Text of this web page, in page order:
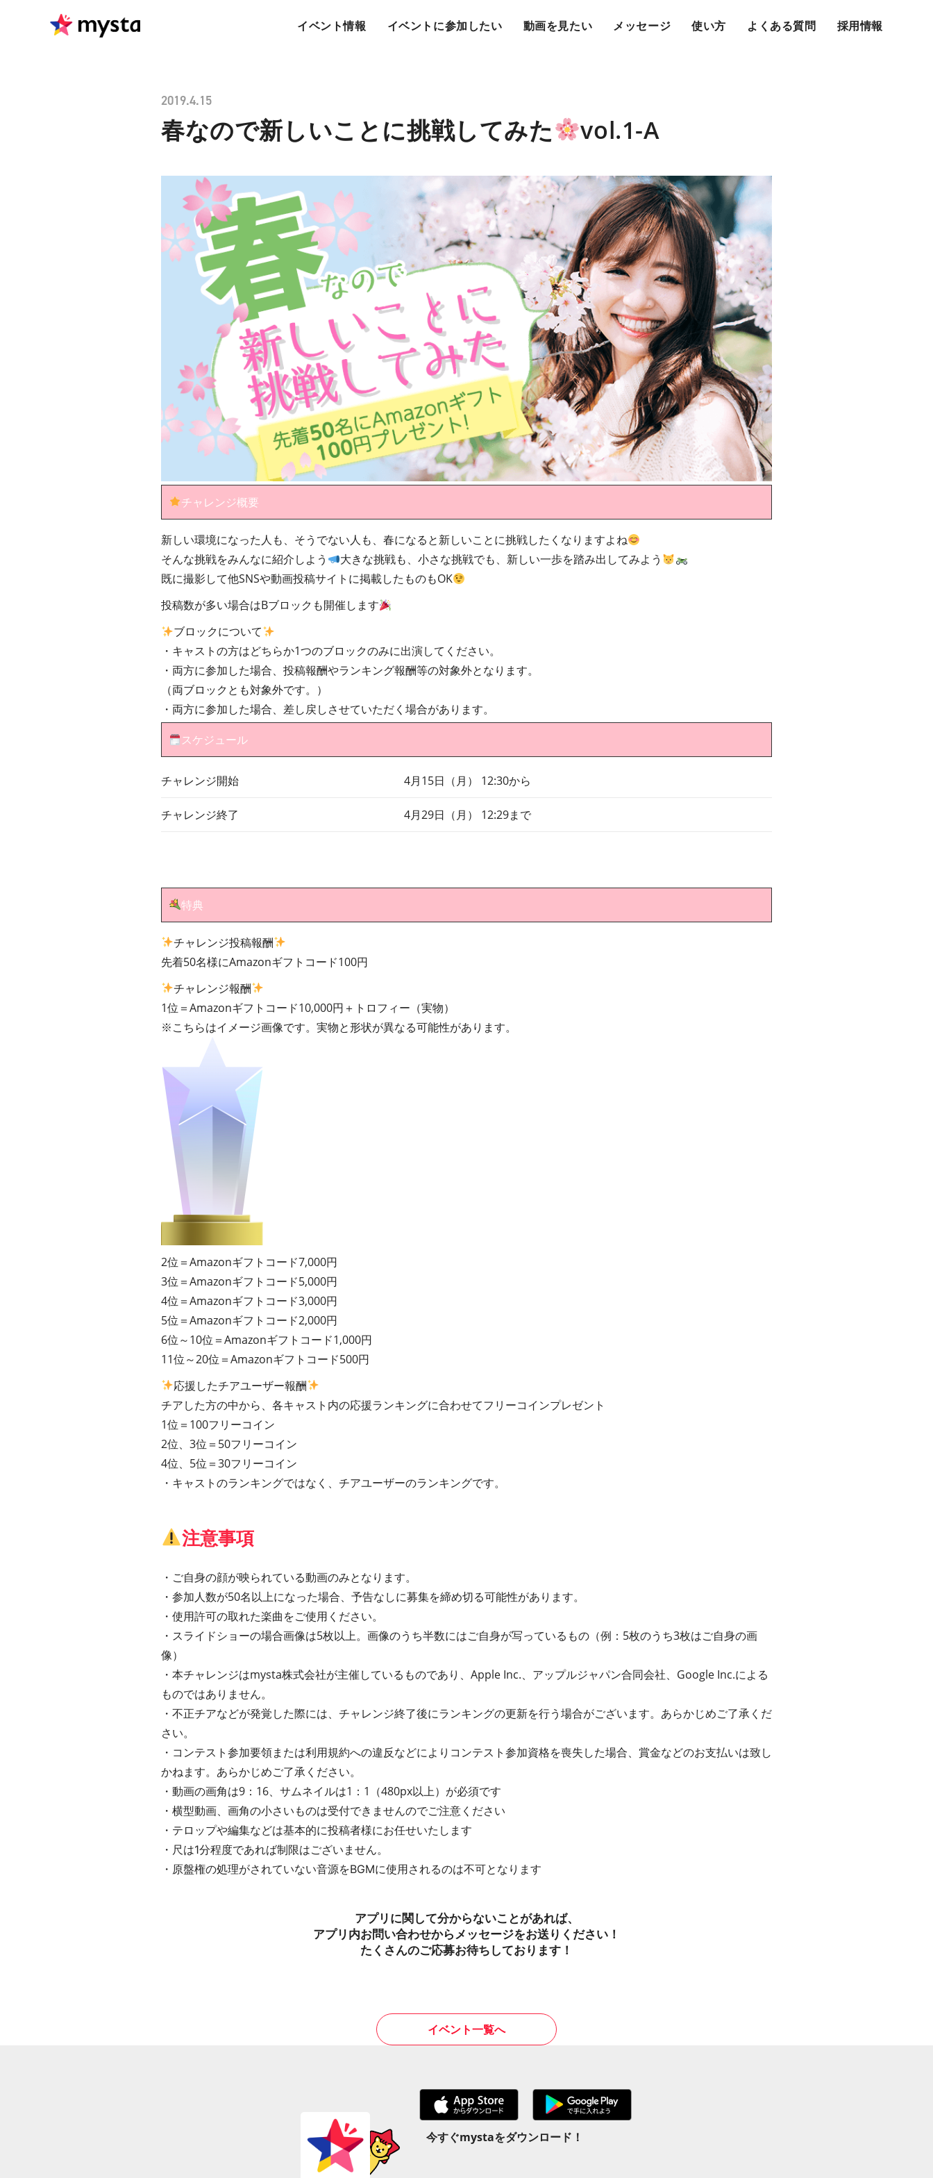
イベント情報 イベントに参加したい 動画を見たい メッセージ 使い方 よくある質問 採用情報
2019.4.15
春なので新しいことに挑戦してみた vol.1-A
チャレンジ概要
新しい環境になった人も、そうでない人も、春になると新しいことに挑戦したくなりますよね
そんな挑戦をみんなに紹介しよう
大きな挑戦も、小さな挑戦でも、新しい一歩を踏み出してみよう
既に撮影して他SNSや動画投稿サイトに掲載したものもOK
投稿数が多い場合はBブロックも開催します
ブロックについて
・キャストの方はどちらか1つのブロックのみに出演してください。
・両方に参加した場合、投稿報酬やランキング報酬等の対象外となります。
（両ブロックとも対象外です。）
・両方に参加した場合、差し戻しさせていただく場合があります。
スケジュール
チャレンジ開始 4月15日（月） 12:30から
チャレンジ終了 4月29日（月） 12:29まで
特典
チャレンジ投稿報酬
先着50名様にAmazonギフトコード100円
チャレンジ報酬
1位＝Amazonギフトコード10,000円＋トロフィー（実物）
※こちらはイメージ画像です。実物と形状が異なる可能性があります。
2位＝Amazonギフトコード7,000円
3位＝Amazonギフトコード5,000円
4位＝Amazonギフトコード3,000円
5位＝Amazonギフトコード2,000円
6位～10位＝Amazonギフトコード1,000円
11位～20位＝Amazonギフトコード500円
応援したチアユーザー報酬
チアした方の中から、各キャスト内の応援ランキングに合わせてフリーコインプレゼント
1位＝100フリーコイン
2位、3位＝50フリーコイン
4位、5位＝30フリーコイン
・キャストのランキングではなく、チアユーザーのランキングです。
注意事項
・ご自身の顔が映られている動画のみとなります。
・参加人数が50名以上になった場合、予告なしに募集を締め切る可能性があります。
・使用許可の取れた楽曲をご使用ください。
・スライドショーの場合画像は5枚以上。画像のうち半数にはご自身が写っているもの（例：5枚のうち3枚はご自身の画
像）
・本チャレンジはmysta株式会社が主催しているものであり、Apple Inc.、アップルジャパン合同会社、Google Inc.による
ものではありません。
・不正チアなどが発覚した際には、チャレンジ終了後にランキングの更新を行う場合がございます。あらかじめご了承くだ
さい。
・コンテスト参加要領または利用規約への違反などによりコンテスト参加資格を喪失した場合、賞金などのお支払いは致し
かねます。あらかじめご了承ください。
・動画の画角は9：16、サムネイルは1：1（480px以上）が必須です
・横型動画、画角の小さいものは受付できませんのでご注意ください
・テロップや編集などは基本的に投稿者様にお任せいたします
・尺は1分程度であれば制限はございません。
・原盤権の処理がされていない音源をBGMに使用されるのは不可となります
アプリに関して分からないことがあれば、
アプリ内お問い合わせからメッセージをお送りください！
たくさんのご応募お待ちしております！
イベント一覧へ
今すぐmystaをダウンロード！